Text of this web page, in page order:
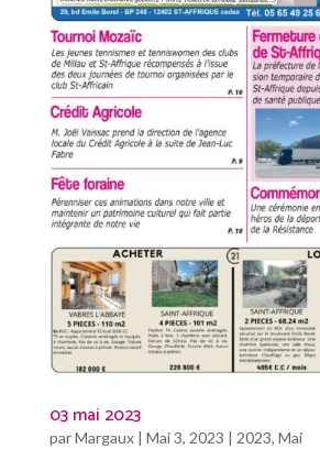
03 mai 2023
parMargaux| Mai 3, 2023 | 2023, Mai